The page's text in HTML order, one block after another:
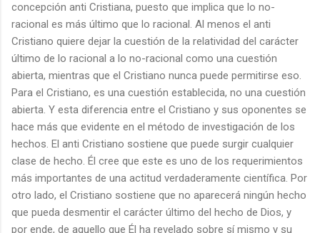
concepción anti Cristiana, puesto que implica que lo no-
racional es más último que lo racional. Al menos el anti
Cristiano quiere dejar la cuestión de la relatividad del carácter
último de lo racional a lo no-racional como una cuestión
abierta, mientras que el Cristiano nunca puede permitirse eso.
Para el Cristiano, es una cuestión establecida, no una cuestión
abierta. Y esta diferencia entre el Cristiano y sus oponentes se
hace más que evidente en el método de investigación de los
hechos. El anti Cristiano sostiene que puede surgir cualquier
clase de hecho. Él cree que este es uno de los requerimientos
más importantes de una actitud verdaderamente científica. Por
otro lado, el Cristiano sostiene que no aparecerá ningún hecho
que pueda desmentir el carácter último del hecho de Dios, y
por ende, de aquello que Él ha revelado sobre sí mismo y su